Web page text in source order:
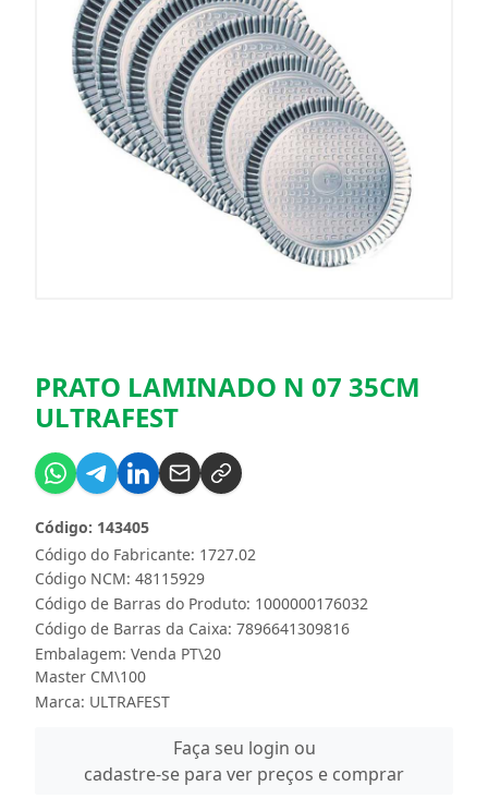
PRATO LAMINADO N 07 35CM
ULTRAFEST
Código do Fabricante: 1727.02
Código: 143405
Código NCM: 48115929
Código de Barras do Produto: 1000000176032
Código de Barras da Caixa: 7896641309816
Embalagem: Venda PT\20
Master CM\100
Marca: ULTRAFEST
Faça seu login ou
cadastre-se para ver preços e comprar